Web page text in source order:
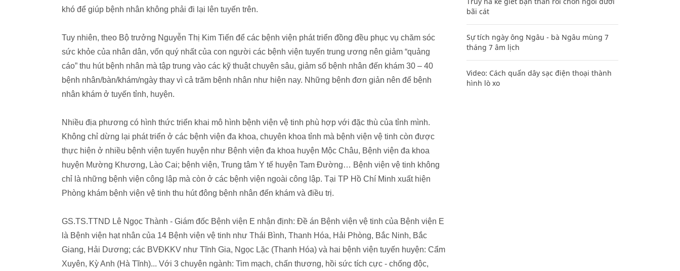
khó để giúp bệnh nhân không phải đi lại lên tuyến trên.
Tuy nhiên, theo Bộ trưởng Nguyễn Thị Kim Tiến để các bệnh viện phát triển đồng đều phục vụ chăm sóc
sức khỏe của nhân dân, vốn quý nhất của con người các bệnh viện tuyến trung ương nên giảm “quảng
cáo” thu hút bệnh nhân mà tập trung vào các kỹ thuật chuyên sâu, giảm số bệnh nhân đến khám 30 – 40
bệnh nhân/bàn/khám/ngày thay vì cả trăm bệnh nhân như hiện nay. Những bệnh đơn giản nên để bệnh
nhân khám ở tuyến tỉnh, huyện.
Nhiều địa phương có hình thức triển khai mô hình bệnh viện vệ tinh phù hợp với đặc thù của tỉnh mình.
Không chỉ dừng lại phát triển ở các bệnh viện đa khoa, chuyên khoa tỉnh mà bệnh viện vệ tinh còn được
thực hiện ở nhiều bệnh viện tuyến huyện như Bệnh viện đa khoa huyện Mộc Châu, Bệnh viện đa khoa
huyện Mường Khương, Lào Cai; bệnh viện, Trung tâm Y tế huyện Tam Đường… Bệnh viện vệ tinh không
chỉ là những bệnh viện công lập mà còn ở các bệnh viện ngoài công lập. Tại TP Hồ Chí Minh xuất hiện
Phòng khám bệnh viện vệ tinh thu hút đông bệnh nhân đến khám và điều trị.
GS.TS.TTND Lê Ngọc Thành - Giám đốc Bệnh viện E nhận định: Đề án Bệnh viện vệ tinh của Bệnh viện E
là Bệnh viện hạt nhân của 14 Bệnh viện vệ tinh như Thái Bình, Thanh Hóa, Hải Phòng, Bắc Ninh, Bắc
Giang, Hải Dương; các BVĐKKV như Tĩnh Gia, Ngọc Lặc (Thanh Hóa) và hai bệnh viện tuyến huyện: Cẩm
Xuyên, Kỳ Anh (Hà Tĩnh)... Với 3 chuyên ngành: Tim mạch, chấn thương, hồi sức tích cực - chống độc,
bãi cát
Sự tích ngày ông Ngâu - bà Ngâu mùng 7
tháng 7 âm lịch
Video: Cách quấn dây sạc điện thoại thành
hình lò xo